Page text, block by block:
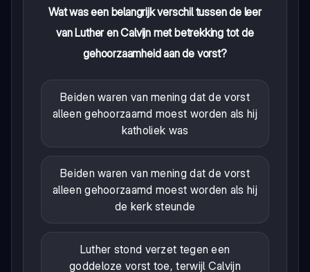
Wat was een belangrijk verschil tussen de leer
van Luther en Calvijn met betrekking tot de
gehoorzaamheid aan de vorst?
Beiden waren van mening dat de vorst
alleen gehoorzaamd moest worden als hij
katholiek was
Beiden waren van mening dat de vorst
alleen gehoorzaamd moest worden als hij
de kerk steunde
Luther stond verzet tegen een
goddeloze vorst toe, terwijl Calvijn